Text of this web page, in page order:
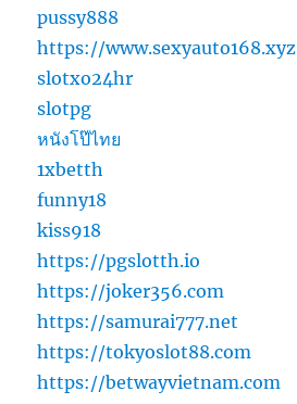
pussy888
https://www.sexyauto168.xyz
slotxo24hr
slotpg
หนังโป๊ไทย
1xbetth
funny18
kiss918
https://pgslotth.io
https://joker356.com
https://samurai777.net
https://tokyoslot88.com
https://betwayvietnam.com